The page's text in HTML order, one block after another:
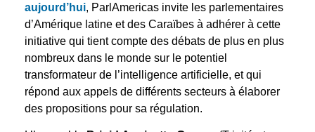
aujourd’hui, ParlAmericas invite les parlementaires
d’Amérique latine et des Caraïbes à adhérer à cette
initiative qui tient compte des débats de plus en plus
nombreux dans le monde sur le potentiel
transformateur de l’intelligence artificielle, et qui
répond aux appels de différents secteurs à élaborer
des propositions pour sa régulation.